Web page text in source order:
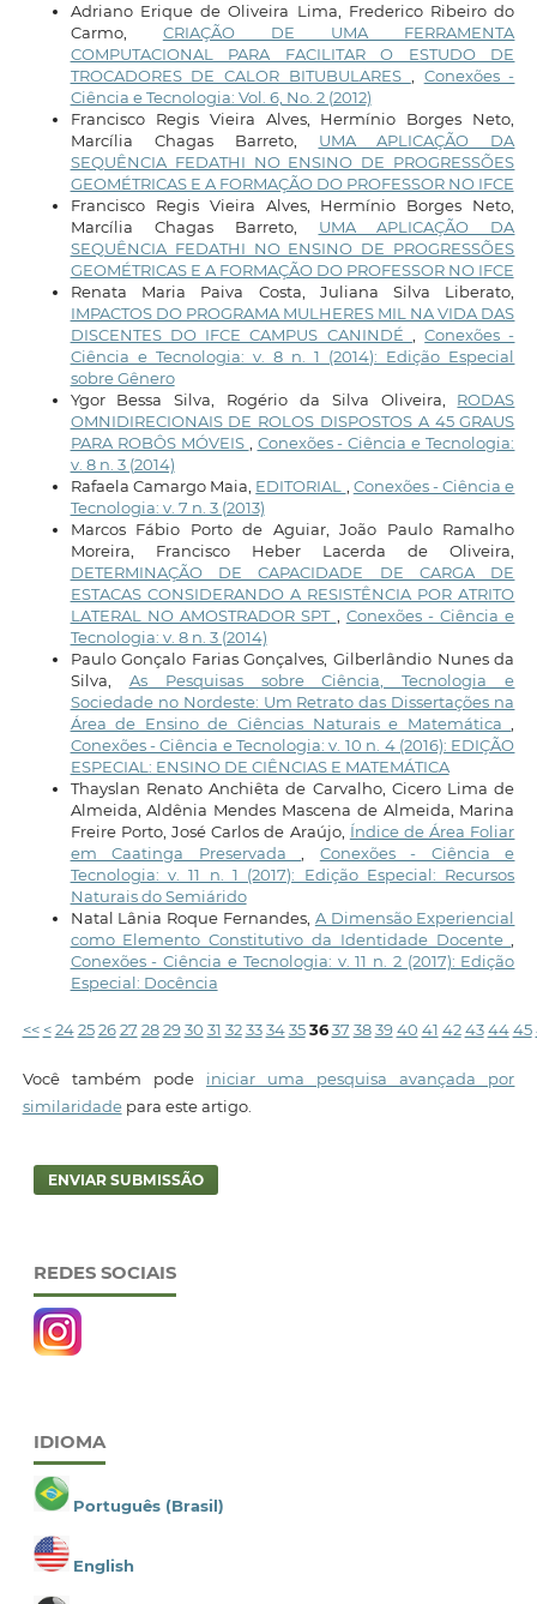
Adriano Erique de Oliveira Lima, Frederico Ribeiro do
Carmo, CRIAÇÃO DE UMA FERRAMENTA
COMPUTACIONAL PARA FACILITAR O ESTUDO DE
TROCADORES DE CALOR BITUBULARES , Conexões -
Ciência e Tecnologia: Vol. 6, No. 2 (2012)
Francisco Regis Vieira Alves, Hermínio Borges Neto,
Marcília Chagas Barreto, UMA APLICAÇÃO DA
SEQUÊNCIA FEDATHI NO ENSINO DE PROGRESSÕES
GEOMÉTRICAS E A FORMAÇÃO DO PROFESSOR NO IFCE
Francisco Regis Vieira Alves, Hermínio Borges Neto,
Marcília Chagas Barreto, UMA APLICAÇÃO DA
SEQUÊNCIA FEDATHI NO ENSINO DE PROGRESSÕES
GEOMÉTRICAS E A FORMAÇÃO DO PROFESSOR NO IFCE
Renata Maria Paiva Costa, Juliana Silva Liberato,
IMPACTOS DO PROGRAMA MULHERES MIL NA VIDA DAS
DISCENTES DO IFCE CAMPUS CANINDÉ ,Conexões -
Ciência e Tecnologia: v. 8 n. 1 (2014): Edição Especial
sobre Gênero
Ygor Bessa Silva, Rogério da Silva Oliveira, RODAS
OMNIDIRECIONAIS DE ROLOS DISPOSTOS A 45 GRAUS
PARA ROBÔS MÓVEIS , Conexões - Ciência e Tecnologia:
v. 8 n. 3 (2014)
Rafaela Camargo Maia, EDITORIAL , Conexões - Ciência e
Tecnologia: v. 7 n. 3 (2013)
Marcos Fábio Porto de Aguiar, João Paulo Ramalho
Moreira, Francisco Heber Lacerda de Oliveira,
DETERMINAÇÃO DE CAPACIDADE DE CARGA DE
ESTACAS CONSIDERANDO A RESISTÊNCIA POR ATRITO
LATERAL NO AMOSTRADOR SPT , Conexões - Ciência e
Tecnologia: v. 8 n. 3 (2014)
Paulo Gonçalo Farias Gonçalves, Gilberlândio Nunes da
Silva, As Pesquisas sobre Ciência, Tecnologia e
Sociedade no Nordeste: Um Retrato das Dissertações na
Área de Ensino de Ciências Naturais e Matemática,
Conexões - Ciência e Tecnologia: v. 10 n. 4 (2016): EDIÇÃO
ESPECIAL: ENSINO DE CIÊNCIAS E MATEMÁTICA
Thayslan Renato Anchiêta de Carvalho, Cicero Lima de
Almeida, Aldênia Mendes Mascena de Almeida, Marina
Freire Porto, José Carlos de Araújo, Índice de Área Foliar
em Caatinga Preservada, Conexões - Ciência e
Tecnologia: v. 11 n. 1 (2017): Edição Especial: Recursos
Naturais do Semiárido
Natal Lânia Roque Fernandes, A Dimensão Experiencial
como Elemento Constitutivo da Identidade Docente,
Conexões - Ciência e Tecnologia: v. 11 n. 2 (2017): Edição
Especial: Docência
<< < 24 25 26 27 28 29 30 31 32 33 34 35 36 37 38 39 40 41 42 43 44 45
Você também pode iniciar uma pesquisa avançada por
similaridadepara este artigo.
ENVIAR SUBMISSÃO
REDES SOCIAIS
IDIOMA
Português (Brasil)
English